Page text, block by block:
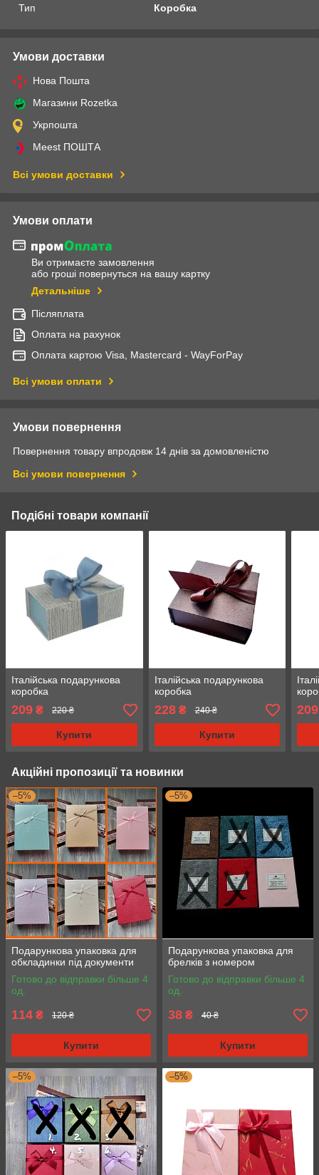
Тип Коробка
Умови доставки
Нова Пошта
Магазини Rozetka
Укрпошта
Meest ПОШТА
Всі умови доставки
Умови оплати
Ви отримаєте замовлення
або гроші повернуться на вашу картку
Детальніше
Післяплата
Оплата на рахунок
Оплата картою Visa, Mastercard - WayForPay
Всі умови оплати
Умови повернення
Повернення товару впродовж 14 днів за домовленістю
Всі умови повернення
Подібні товари компанії
Італійська подарункова
коробка
209 ₴ 220 ₴
Купити
Італійська подарункова
коробка
228₴ 240 ₴
Купити
209
Акційні пропозиції та новинки
–5%
Подарункова упаковка для
обкладинки під документи
Готово до відправки більше 4
од.
114 ₴ 120 ₴
Купити
–5%
Подарункова упаковка для
брелків з номером
Готово до відправки більше 4
од.
38 ₴ 40 ₴
Купити
–5% –5%